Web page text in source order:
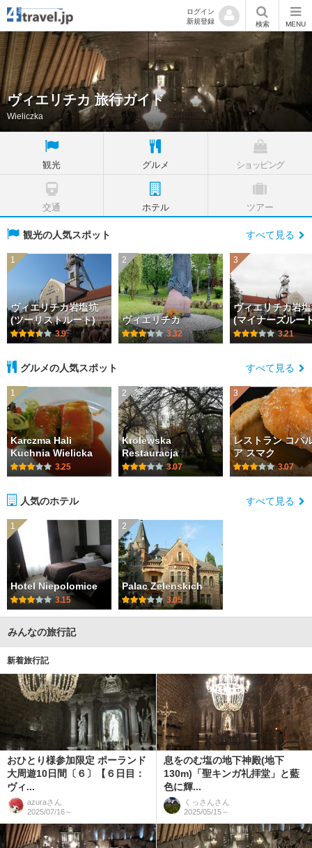
ログイン
新規登録
検索 MENU
ヴィエリチカ 旅行ガイド
Wieliczka
観光 グルメ ショッピング
交通 ホテル ツアー
観光の人気スポット すべて見る
1
ヴィエリチカ岩塩坑
(ツーリストルート)
3.9
2
ヴィエリチカ
3.32
3
ヴィエリチカ岩
(マイナーズルー
3.21
グルメの人気スポット すべて見る
1
Karczma Hali
Kuchnia Wielicka
3.25
2
Krolewska
Restauracja
3.07
3
レストラン コパ
ア スマク
3.07
人気のホテル すべて見る
1
Hotel Niepolomice
3.15
2
Palac Zelenskich
3.05
みんなの旅行記
新着旅行記
おひとり様参加限定 ポーランド
大周遊10日間〔６〕【６日目：
ヴィ...
azuraさん
2025/07/16～
息をのむ塩の地下神殿(地下
130m)「聖キンガ礼拝堂」と藍
色に輝...
くっさん さん
2025/05/15～